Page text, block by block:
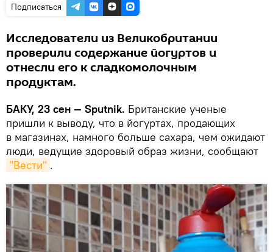
Подписаться
Исследователи из Великобритании
проверили содержание йогуртов и
отнесли его к сладкомолочным
продуктам.
БАКУ, 23 сен — Sputnik. Британские ученые
пришли к выводу, что в йогуртах, продающих
в магазинах, намного больше сахара, чем ожидают
люди, ведущие здоровый образ жизни, сообщают
"Вести" .